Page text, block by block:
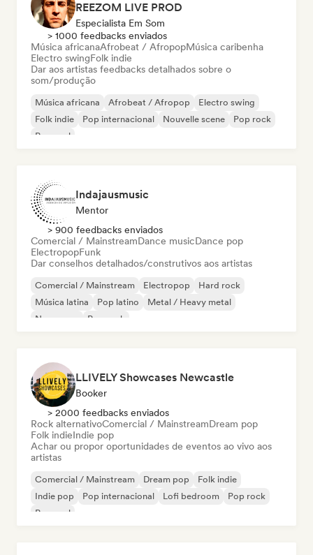
REEZOM LIVE PROD
Especialista Em Som
> 1000 feedbacks enviados
Música africanaAfrobeat / AfropopMúsica caribenha
Electro swingFolk indie
Dar aos artistas feedbacks detalhados sobre o
som/produção
Música africana Afrobeat / Afropop
Electro swing
Folk indie
Pop internacional Nouvelle scene
Pop rock
Pop soul
Indajausmusic
Mentor
> 900 feedbacks enviados
Comercial / MainstreamDance musicDance pop
ElectropopFunk
Dar conselhos detalhados/construtivos aos artistas
Comercial / Mainstream Electropop
Hard rock
Música latina
Pop latino
Metal / Heavy metal
New wave
Pop rock
LLIVELY Showcases Newcastle
Booker
> 2000 feedbacks enviados
Rock alternativoComercial / MainstreamDream pop
Folk indieIndie pop
Achar ou propor oportunidades de eventos ao vivo aos
artistas
Comercial / Mainstream Dream pop
Folk indie
Indie pop
Pop internacional Lofi bedroom
Pop rock
Pop soul